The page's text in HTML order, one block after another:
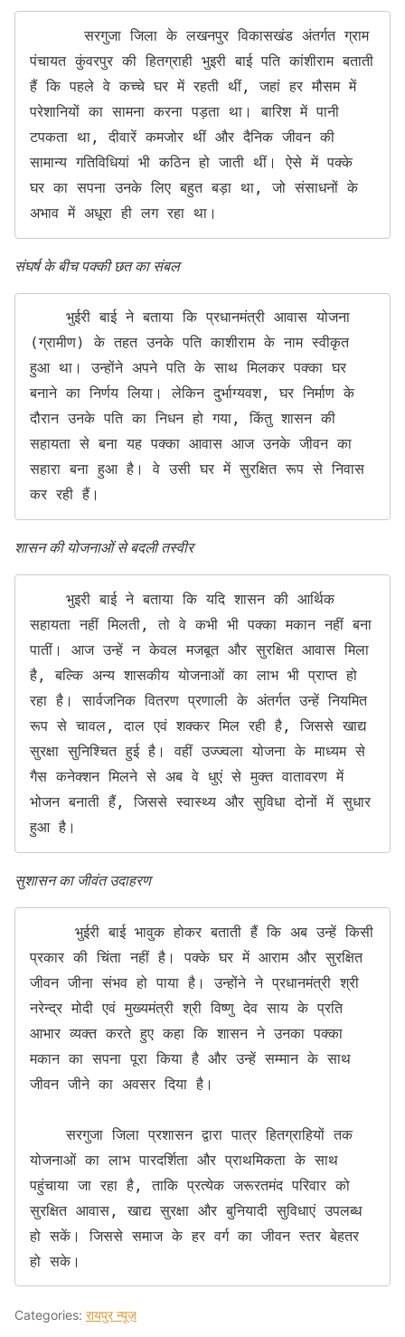
      सरगुजा जिला के लखनपुर विकासखंड अंतर्गत ग्राम
पंचायत कुंवरपुर की हितग्राही भुइरी बाई पति कांशीराम बताती
हैं कि पहले वे कच्चे घर में रहती थीं, जहां हर मौसम में
परेशानियों का सामना करना पड़ता था। बारिश में पानी
टपकता था, दीवारें कमजोर थीं और दैनिक जीवन की
सामान्य गतिविधियां भी कठिन हो जाती थीं। ऐसे में पक्के
घर का सपना उनके लिए बहुत बड़ा था, जो संसाधनों के
अभाव में अधूरा ही लग रहा था।
संघर्ष के बीच पक्की छत का संबल
(ग्रामीण) के तहत उनके पति काशीराम के नाम स्वीकृत
हुआ था। उन्होंने अपने पति के साथ मिलकर पक्का घर
बनाने का निर्णय लिया। लेकिन दुर्भाग्यवश, घर निर्माण के
दौरान उनके पति का निधन हो गया, किंतु शासन की
सहायता से बना यह पक्का आवास आज उनके जीवन का
सहारा बना हुआ है। वे उसी घर में सुरक्षित रूप से निवास
कर रही हैं।
शासन की योजनाओं से बदली तस्वीर
सहायता नहीं मिलती, तो वे कभी भी पक्का मकान नहीं बना
पातीं। आज उन्हें न केवल मजबूत और सुरक्षित आवास मिला
है, बल्कि अन्य शासकीय योजनाओं का लाभ भी प्राप्त हो
रहा है। सार्वजनिक वितरण प्रणाली के अंतर्गत उन्हें नियमित
रूप से चावल, दाल एवं शक्कर मिल रही है, जिससे खाद्य
सुरक्षा सुनिश्चित हुई है। वहीं उज्ज्वला योजना के माध्यम से
गैस कनेक्शन मिलने से अब वे धुएं से मुक्त वातावरण में
भोजन बनाती हैं, जिससे स्वास्थ्य और सुविधा दोनों में सुधार
हुआ है।
सुशासन का जीवंत उदाहरण
प्रकार की चिंता नहीं है। पक्के घर में आराम और सुरक्षित
जीवन जीना संभव हो पाया है। उन्होंने ने प्रधानमंत्री श्री
नरेन्द्र मोदी एवं मुख्यमंत्री श्री विष्णु देव साय के प्रति
आभार व्यक्त करते हुए कहा कि शासन ने उनका पक्का
मकान का सपना पूरा किया है और उन्हें सम्मान के साथ
जीवन जीने का अवसर दिया है।
    सरगुजा जिला प्रशासन द्वारा पात्र हितग्राहियों तक
योजनाओं का लाभ पारदर्शिता और प्राथमिकता के साथ
पहुंचाया जा रहा है, ताकि प्रत्येक जरूरतमंद परिवार को
सुरक्षित आवास, खाद्य सुरक्षा और बुनियादी सुविधाएं उपलब्ध
हो सकें। जिससे समाज के हर वर्ग का जीवन स्तर बेहतर
हो सके।
Categories: रायपुर न्यूज़